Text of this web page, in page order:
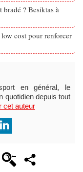
? Besiktas à
cost pour renforcer
en général, le
quotidien depuis tout
cet auteur